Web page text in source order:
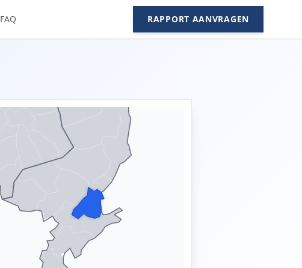
FAQ RAPPORT AANVRAGEN